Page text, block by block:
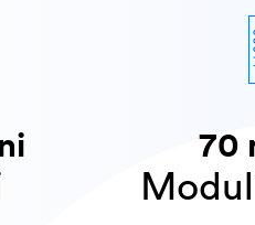
70